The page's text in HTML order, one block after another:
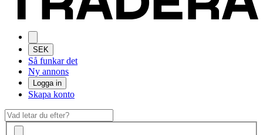
SEK
Så funkar det
Ny annons
Logga in
Skapa konto